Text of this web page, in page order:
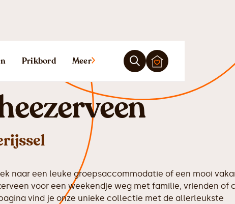
Prikbord Meer
naar een leuke groepsaccommodatie of een mooi
voor een weekendje weg met familie, vrienden of
vind je onze unieke collectie met de allerleukste